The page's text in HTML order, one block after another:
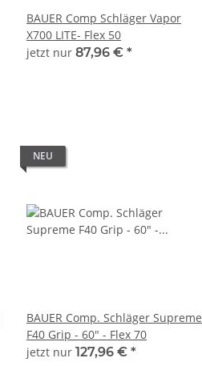
BAUER Comp Schläger Vapor
X700 LITE- Flex 50
jetzt nur 87,96 € *
NEU
BAUER Comp. Schläger Supreme
F40 Grip - 60" - Flex 70
jetzt nur 127,96 € *